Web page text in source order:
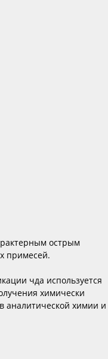
острым
примесей.
чда используется
химически
аналитической химии и